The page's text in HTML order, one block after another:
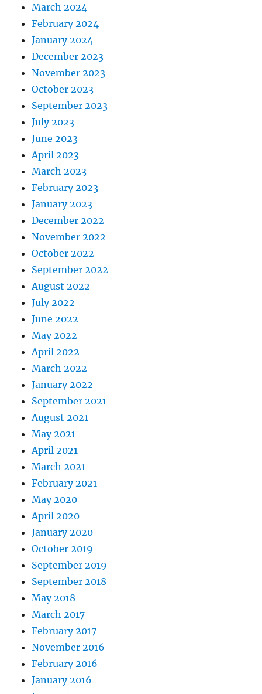
March 2024
February 2024
January 2024
December 2023
November 2023
October 2023
September 2023
July 2023
June 2023
April 2023
March 2023
February 2023
January 2023
December 2022
November 2022
October 2022
September 2022
August 2022
July 2022
June 2022
May 2022
April 2022
March 2022
January 2022
September 2021
August 2021
May 2021
April 2021
March 2021
February 2021
May 2020
April 2020
January 2020
October 2019
September 2019
September 2018
May 2018
March 2017
February 2017
November 2016
February 2016
January 2016